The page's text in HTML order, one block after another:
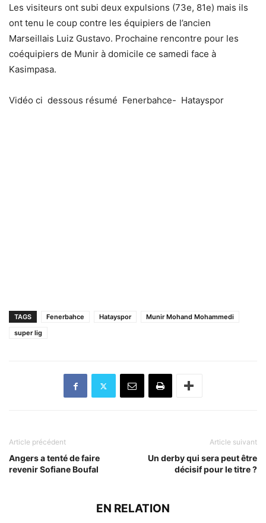
Les visiteurs ont subi deux expulsions (73e, 81e) mais ils
ont tenu le coup contre les équipiers de l’ancien
Marseillais Luiz Gustavo. Prochaine rencontre pour les
coéquipiers de Munir à domicile ce samedi face à
Kasimpasa.
Vidéo ci dessous résumé Fenerbahce- Hatayspor
TAGS Fenerbahce Hatayspor
Munir Mohand Mohammedi
super lig
Article précédent
Angers a tenté de faire
revenir Sofiane Boufal
Article suivant
Un derby qui sera peut être
décisif pour le titre ?
EN RELATION